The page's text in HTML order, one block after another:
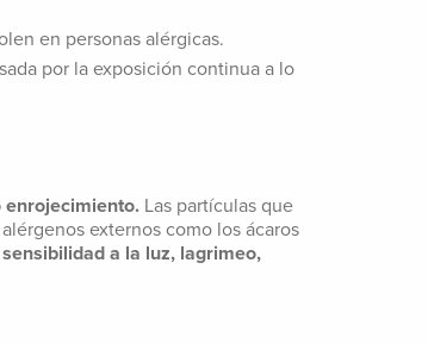
en personas alérgicas.
por la exposición continua a lo
enrojecimiento. Las partículas que
externos como los ácaros
a la luz, lagrimeo,